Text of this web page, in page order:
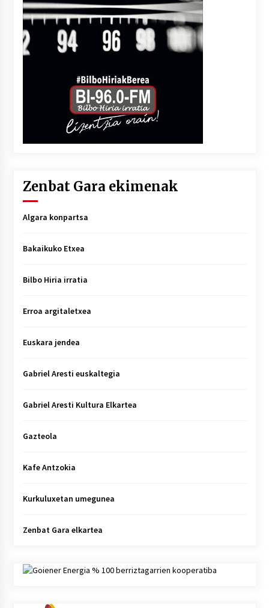
Zenbat Gara ekimenak
Algara konpartsa
Bakaikuko Etxea
Bilbo Hiria irratia
Erroa argitaletxea
Euskara jendea
Gabriel Aresti euskaltegia
Gabriel Aresti Kultura Elkartea
Gazteola
Kafe Antzokia
Kurkuluxetan umegunea
Zenbat Gara elkartea